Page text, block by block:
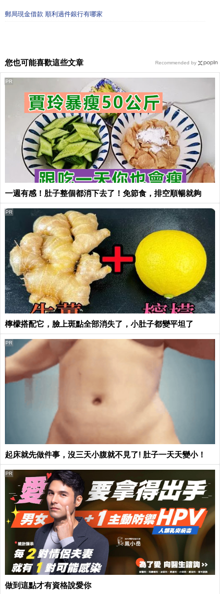
郵局現金借款 順利過件銀行有哪家
您也可能喜歡這些文章
一週有感！肚子整個都消下去了！免節食，排空順暢就夠
PR
檸檬搭配它，臉上斑點全部消失了，小肚子都變平坦了
PR
起床就先做件事，沒三天小腹就不見了! 肚子一天天變小！
PR
做到這點才有資格說愛你
PR
Recommended by